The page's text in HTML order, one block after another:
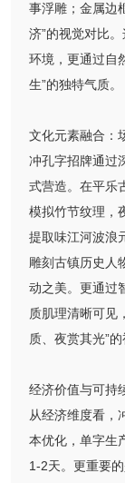
事浮雕；金属边
济”的视觉对比
环境，更通过自
生”的独特气质。
文化元素融合：
冲孔字招牌通过
式营造。在平乐
模拟竹节纹理，
提取味江河波浪
雕刻古镇历史人
动之美。更通过
质肌理清晰可见
质、夜赏其光”
经济价值与可持
从经济维度看，
本优化，单字生
1-2天。更重要